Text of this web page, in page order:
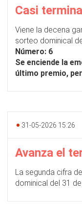
Casi
Viene la decena
sorteo dominical
Número: 6
Se enciende la
último premio,
31-05-2026 15:26
Avanza el
La segunda cifra
dominical del 31